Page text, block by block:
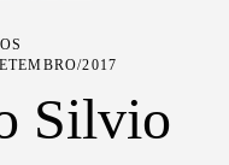
2017
Silvio